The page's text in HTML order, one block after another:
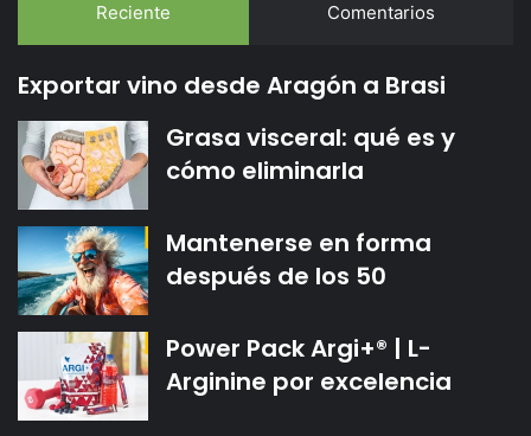
Reciente Comentarios
Exportar vino desde Aragón a Brasi
Grasa visceral: qué es y
cómo eliminarla
Mantenerse en forma
después de los 50
Power Pack Argi+® | L-
Arginine por excelencia